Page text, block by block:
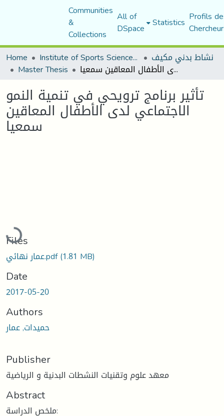
Communities
&
Collections
All of
DSpace Statistics Profils
Home
Institute of Sports Sciences and Techniques نشاط بدني مكيف
Master Thesis تأثير برنامج ترويحي في تنمية النمو الاجتماعي لدى الأطفال المعاقين سمعيا
تأثير برنامج ترويحي في تنمية النمو
الاجتماعي لدى الأطفال المعاقين
سمعيا
Loading...
Files
عمار نهائي.pdf(1.81 MB)
Date
2017-05-20
Authors
حميدات, عمار
Publisher
معهد علوم وتقنيات النشطات البدنية و الرياضية
Abstract
ملخص الدراسة: